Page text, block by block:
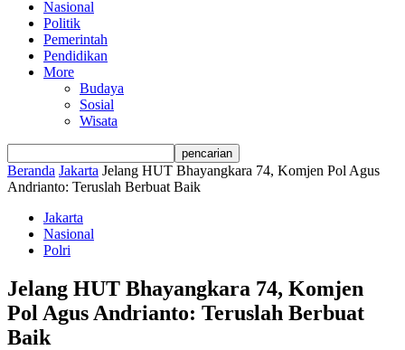
Nasional
Politik
Pemerintah
Pendidikan
More
Budaya
Sosial
Wisata
Beranda Jakarta Jelang HUT Bhayangkara 74, Komjen Pol Agus
Andrianto: Teruslah Berbuat Baik
Jakarta
Nasional
Polri
Jelang HUT Bhayangkara 74, Komjen
Pol Agus Andrianto: Teruslah Berbuat
Baik